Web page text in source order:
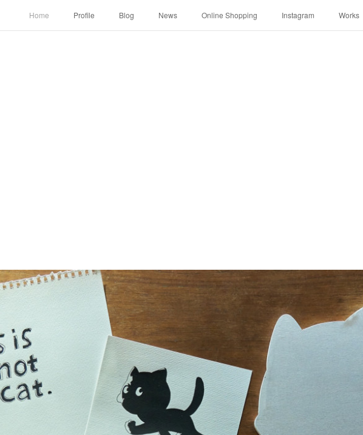
Home Profile Blog News Online Shopping Instagram Works